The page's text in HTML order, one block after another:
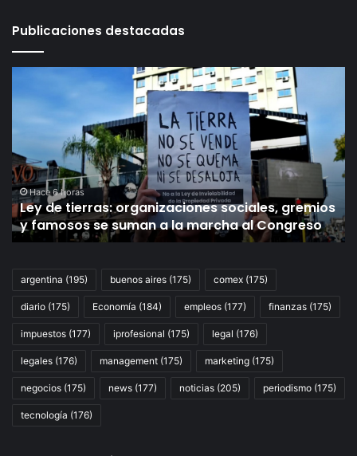
Publicaciones destacadas
organizaciones
gremios
y
famosos
se
suman
a
marcha
Congreso
Hace 6 horas
Ley de tierras: organizaciones sociales, gremios
y famosos se suman a la marcha al Congreso
la
de
argentina (195) buenos aires (175) comex (175)
diario (175) Economía (184) empleos (177) finanzas (175)
impuestos (177) iprofesional (175) legal (176)
legales (176) management (175) marketing (175)
negocios (175) news (177) noticias (205) periodismo (175)
tecnología (176)